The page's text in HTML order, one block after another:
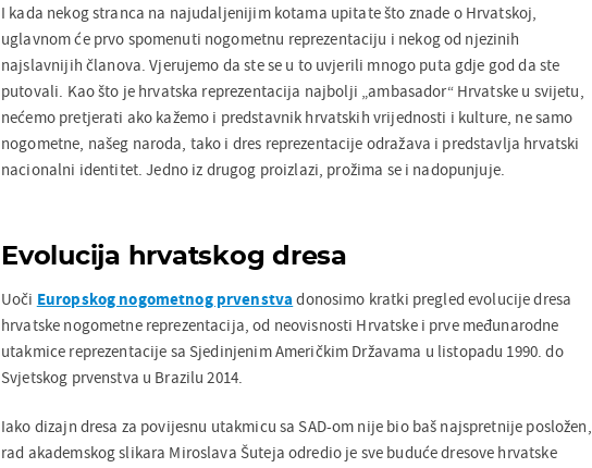
I kada nekog stranca na najudaljenijim kotama upitate što znade o Hrvatskoj,
uglavnom će prvo spomenuti nogometnu reprezentaciju i nekog od njezinih
najslavnijih članova. Vjerujemo da ste se u to uvjerili mnogo puta gdje god da ste
putovali. Kao što je hrvatska reprezentacija najbolji „ambasador“ Hrvatske u svijetu,
nećemo pretjerati ako kažemo i predstavnik hrvatskih vrijednosti i kulture, ne samo
nogometne, našeg naroda, tako i dres reprezentacije odražava i predstavlja hrvatski
nacionalni identitet. Jedno iz drugog proizlazi, prožima se i nadopunjuje.
Evolucija hrvatskog dresa
Uoči Europskog nogometnog prvenstva donosimo kratki pregled evolucije dresa
hrvatske nogometne reprezentacija, od neovisnosti Hrvatske i prve međunarodne
utakmice reprezentacije sa Sjedinjenim Američkim Državama u listopadu 1990. do
Svjetskog prvenstva u Brazilu 2014.
Iako dizajn dresa za povijesnu utakmicu sa SAD-om nije bio baš najspretnije posložen,
rad akademskog slikara Miroslava Šuteja odredio je sve buduće dresove hrvatske